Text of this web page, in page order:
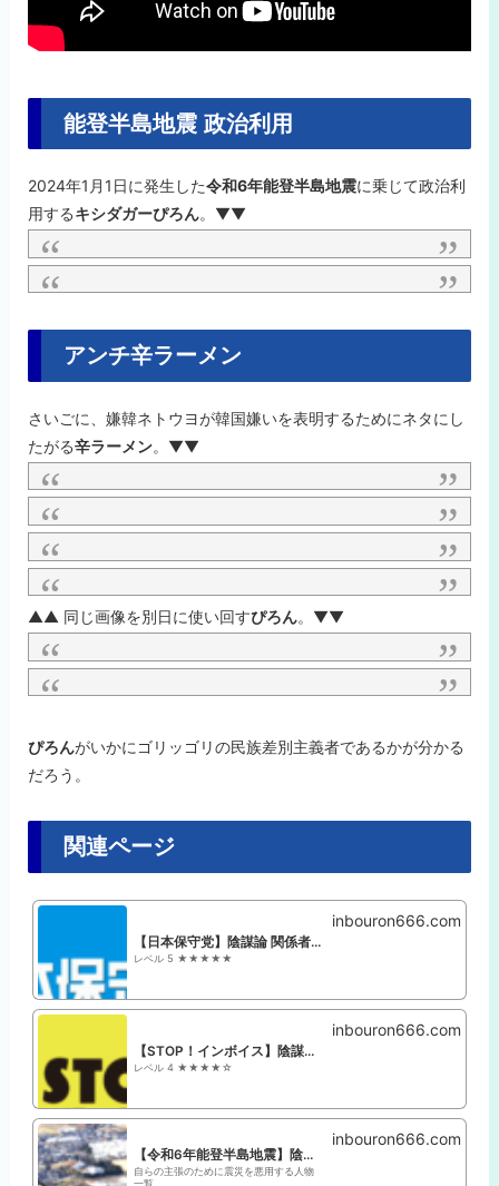
能登半島地震 政治利用
2024年1月1日に発生した令和6年能登半島地震に乗じて政治利
用するキシダガーぴろん。▼▼
アンチ辛ラーメン
さいごに、嫌韓ネトウヨが韓国嫌いを表明するためにネタにし
たがる辛ラーメン。▼▼
▲▲ 同じ画像を別日に使い回すぴろん。▼▼
ぴろんがいかにゴリッゴリの民族差別主義者であるかが分かる
だろう。
関連ページ
【日本保守党】陰謀論 関係者+支持者まとめ
レベル 5 ★★★★★
inbouron666.com
【STOP！インボイス】陰謀論 関係者まとめ
レベル 4 ★★★★☆
inbouron666.com
【令和6年能登半島地震】陰謀論+政治利用まとめ
自らの主張のために震災を悪用する人物
一覧
inbouron666.com